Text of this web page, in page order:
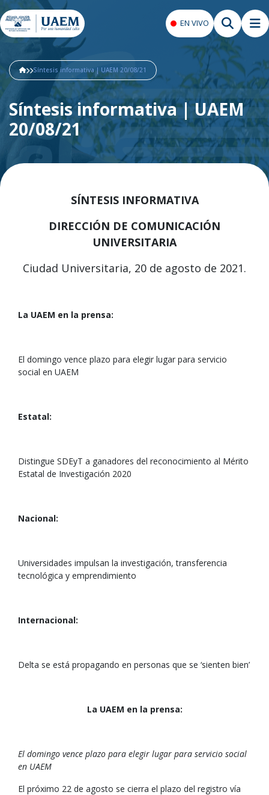
EN VIVO
Síntesis informativa | UAEM 20/08/21
Síntesis informativa | UAEM
20/08/21
SÍNTESIS INFORMATIVA
DIRECCIÓN DE COMUNICACIÓN
UNIVERSITARIA
Ciudad Universitaria, 20 de agosto de 2021.
La UAEM en la prensa:
El domingo vence plazo para elegir lugar para servicio
social en UAEM
Estatal:
Distingue SDEyT a ganadores del reconocimiento al Mérito
Estatal de Investigación 2020
Nacional:
Universidades impulsan la investigación, transferencia
tecnológica y emprendimiento
Internacional:
Delta se está propagando en personas que se ‘sienten bien’
La UAEM en la prensa:
El domingo vence plazo para elegir lugar para servicio social
en UAEM
El próximo 22 de agosto se cierra el plazo del registro vía